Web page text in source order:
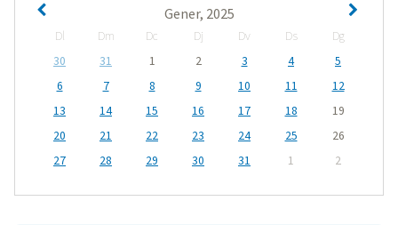
Gener, 2025
Dl Dm Dc Dj Dv Ds
Dg
30
31 1 2 3 4
5
6
7 8 9 10 11
12
13
14 15 16 17 18
19
20
21 22 23 24 25
26
27
28 29 30 31 1 2